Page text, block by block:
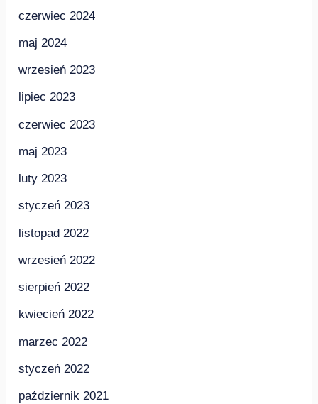
czerwiec 2024
maj 2024
wrzesień 2023
lipiec 2023
czerwiec 2023
maj 2023
luty 2023
styczeń 2023
listopad 2022
wrzesień 2022
sierpień 2022
kwiecień 2022
marzec 2022
styczeń 2022
październik 2021